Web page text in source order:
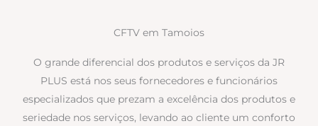
CFTV em Tamoios
O grande diferencial dos produtos e serviços da JR
PLUS está nos seus fornecedores e funcionários
especializados que prezam a excelência dos produtos e
seriedade nos serviços, levando ao cliente um conforto